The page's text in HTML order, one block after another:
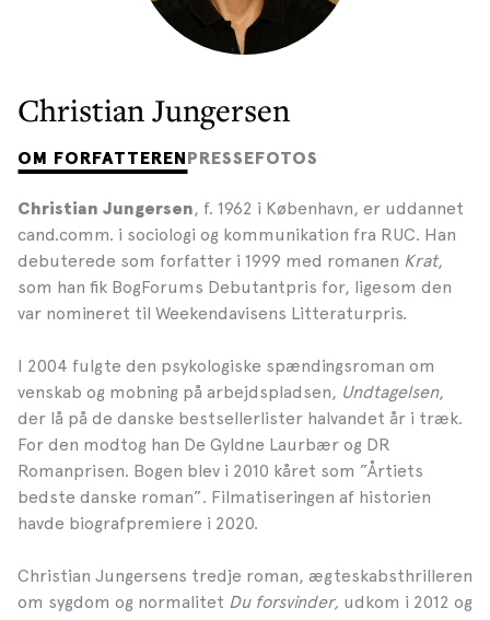
Christian Jungersen
OM FORFATTERENPRESSEFOTOS
Christian Jungersen, f. 1962 i København, er uddannet
cand.comm. i sociologi og kommunikation fra RUC. Han
debuterede som forfatter i 1999 med romanen Krat,
som han fik BogForums Debutantpris for, ligesom den
var nomineret til Weekendavisens Litteraturpris.
I 2004 fulgte den psykologiske spændingsroman om
venskab og mobning på arbejdspladsen, Undtagelsen,
der lå på de danske bestsellerlister halvandet år i træk.
For den modtog han De Gyldne Laurbær og DR
Romanprisen. Bogen blev i 2010 kåret som ”Årtiets
bedste danske roman”. Filmatiseringen af historien
havde biografpremiere i 2020.
Christian Jungersens tredje roman, ægteskabsthrilleren
om sygdom og normalitet Du forsvinder, udkom i 2012 og